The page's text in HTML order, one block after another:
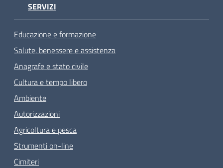
SERVIZI
Educazione e formazione
Salute, benessere e assistenza
Anagrafe e stato civile
Cultura e tempo libero
Ambiente
Autorizzazioni
Agricoltura e pesca
Strumenti on-line
Cimiteri